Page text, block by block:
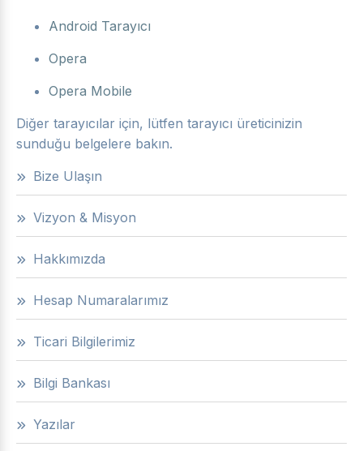
Android Tarayıcı
Opera
Opera Mobile
Diğer tarayıcılar için, lütfen tarayıcı üreticinizin
sunduğu belgelere bakın.
Bize Ulaşın
Vizyon & Misyon
Hakkımızda
Hesap Numaralarımız
Ticari Bilgilerimiz
Bilgi Bankası
Yazılar